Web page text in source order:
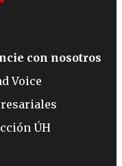
con nosotros
Voice
ÚH